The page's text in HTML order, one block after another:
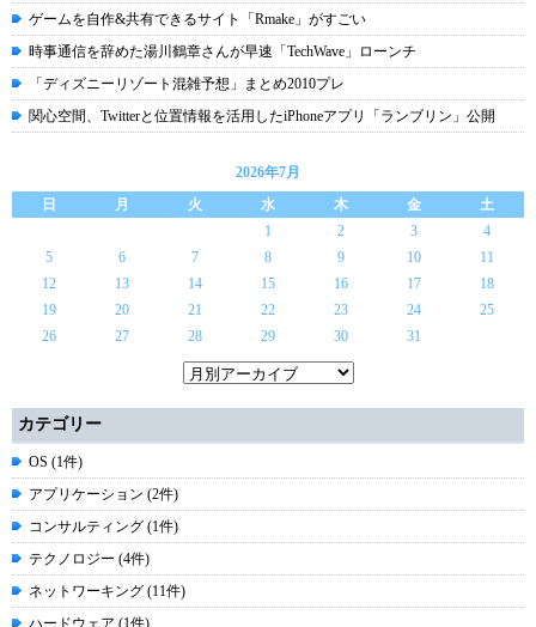
ゲームを自作&共有できるサイト「Rmake」がすごい
時事通信を辞めた湯川鶴章さんが早速「TechWave」ローンチ
「ディズニーリゾート混雑予想」まとめ2010プレ
関心空間、Twitterと位置情報を活用したiPhoneアプリ「ランブリン」公開
2026年7月
日
月 火 水 木 金
土
1
2 3
4
5
6 7 8 9 10
11
12
13 14 15 16 17
18
19
20 21 22 23 24
25
26
27 28 29 30 31
カテゴリー
OS (1件)
アプリケーション (2件)
コンサルティング (1件)
テクノロジー (4件)
ネットワーキング (11件)
ハードウェア (1件)